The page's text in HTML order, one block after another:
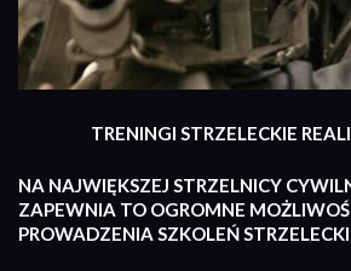
TRENINGI STRZELECKIE
NA NAJWIĘKSZEJ STRZELNICY
ZAPEWNIA TO OGROMNE
PROWADZENIA SZKOLEŃ